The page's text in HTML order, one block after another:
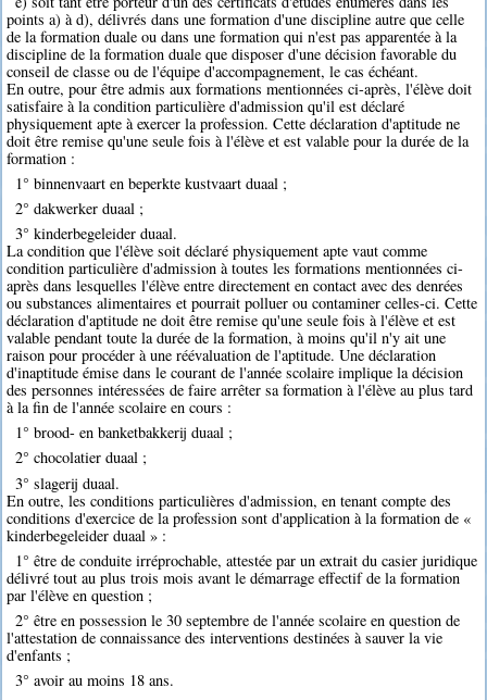
points a) à d), délivrés dans une formation d'une discipline autre que celle
de la formation duale ou dans une formation qui n'est pas apparentée à la
discipline de la formation duale que disposer d'une décision favorable du
conseil de classe ou de l'équipe d'accompagnement, le cas échéant.
En outre, pour être admis aux formations mentionnées ci-après, l'élève doit
satisfaire à la condition particulière d'admission qu'il est déclaré
physiquement apte à exercer la profession. Cette déclaration d'aptitude ne
doit être remise qu'une seule fois à l'élève et est valable pour la durée de la
formation :
1° binnenvaart en beperkte kustvaart duaal ;
2° dakwerker duaal ;
3° kinderbegeleider duaal.
La condition que l'élève soit déclaré physiquement apte vaut comme
condition particulière d'admission à toutes les formations mentionnées ci-
après dans lesquelles l'élève entre directement en contact avec des denrées
ou substances alimentaires et pourrait polluer ou contaminer celles-ci. Cette
déclaration d'aptitude ne doit être remise qu'une seule fois à l'élève et est
valable pendant toute la durée de la formation, à moins qu'il n'y ait une
raison pour procéder à une réévaluation de l'aptitude. Une déclaration
d'inaptitude émise dans le courant de l'année scolaire implique la décision
des personnes intéressées de faire arrêter sa formation à l'élève au plus tard
à la fin de l'année scolaire en cours :
1° brood- en banketbakkerij duaal ;
2° chocolatier duaal ;
3° slagerij duaal.
En outre, les conditions particulières d'admission, en tenant compte des
conditions d'exercice de la profession sont d'application à la formation de «
kinderbegeleider duaal » :
1° être de conduite irréprochable, attestée par un extrait du casier juridique
délivré tout au plus trois mois avant le démarrage effectif de la formation
par l'élève en question ;
2° être en possession le 30 septembre de l'année scolaire en question de
l'attestation de connaissance des interventions destinées à sauver la vie
d'enfants ;
3° avoir au moins 18 ans.